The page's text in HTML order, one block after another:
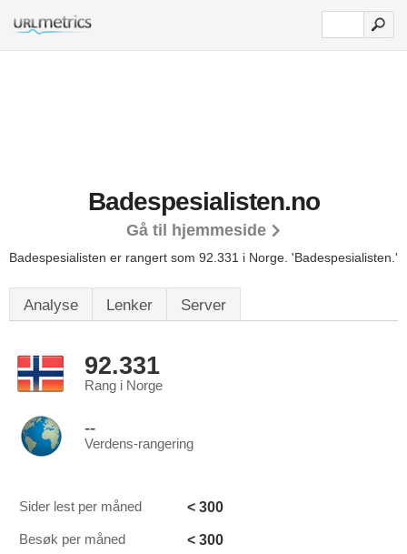
Badespesialisten.no
Gå til hjemmeside
Badespesialisten er rangert som 92.331 i Norge. 'Badespesialisten.'
Analyse Lenker Server
92.331
Rang i Norge
--
Verdens-rangering
Sider lest per måned < 300
Besøk per måned < 300